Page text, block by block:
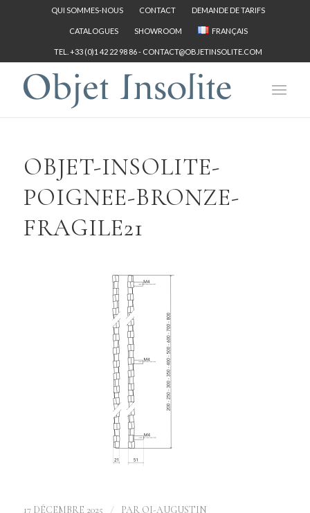
QUI SOMMES-NOUS CONTACT DEMANDE DE TARIFS
CATALOGUES SHOWROOM FRANÇAIS
TEL. +33 (0)1 42 22 98 86 - CONTACT@OBJETINSOLITE.COM
OBJET-INSOLITE-
POIGNEE-BRONZE-
FRAGILE21
17 DÉCEMBRE 2025 / PAR OI-AUGUSTIN